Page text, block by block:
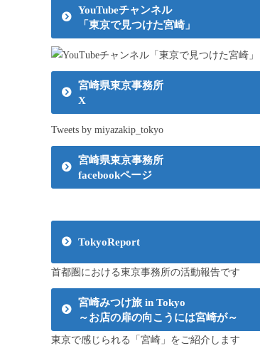
YouTubeチャンネル
「東京で見つけた宮崎」
宮崎県東京事務所
X
Tweets by miyazakip_tokyo
宮崎県東京事務所
facebookページ
TokyoReport
首都圏における東京事務所の活動報告です
宮崎みつけ旅 in Tokyo
～お店の扉の向こうには宮崎が～
東京で感じられる「宮崎」をご紹介します